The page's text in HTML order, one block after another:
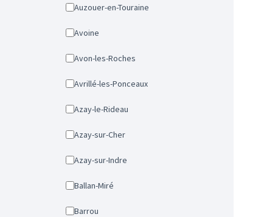
Auzouer-en-Touraine
Avoine
Avon-les-Roches
Avrillé-les-Ponceaux
Azay-le-Rideau
Azay-sur-Cher
Azay-sur-Indre
Ballan-Miré
Barrou